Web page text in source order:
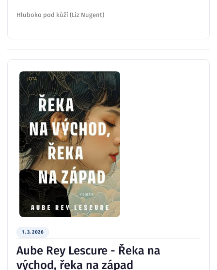
Hluboko pod kůží (Liz Nugent)
1. 3. 2026
Aube Rey Lescure - Řeka na
východ, řeka na západ